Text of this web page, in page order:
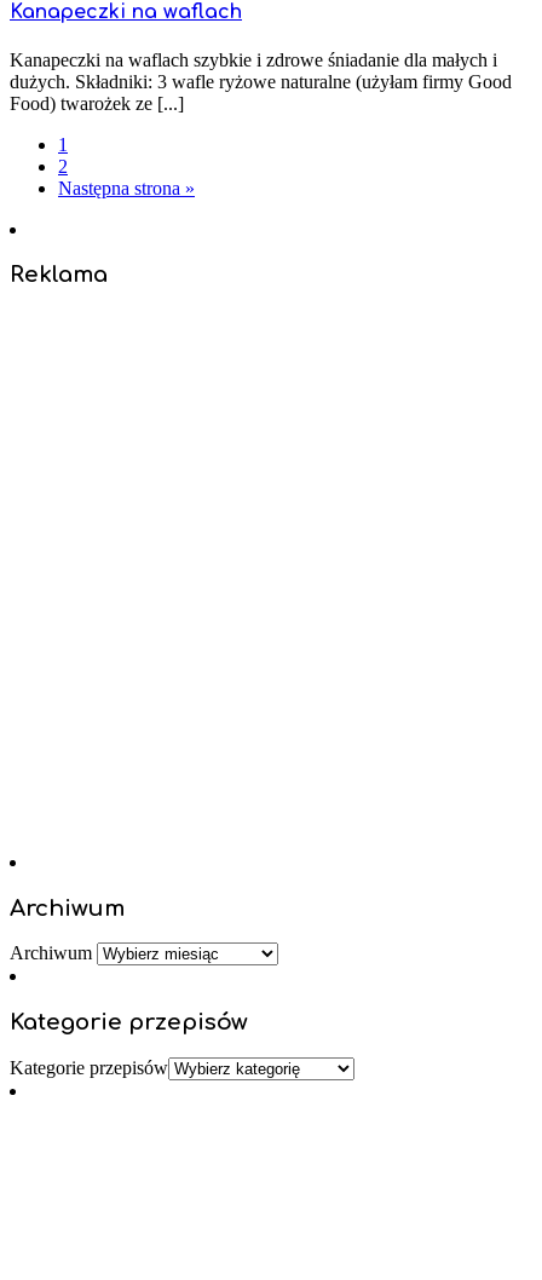
Kanapeczki na waflach
Kanapeczki na waflach szybkie i zdrowe śniadanie dla małych i
dużych. Składniki: 3 wafle ryżowe naturalne (użyłam firmy Good
Food) twarożek ze [...]
1
2
Następna strona »
Reklama
Archiwum
Archiwum
Kategorie przepisów
Kategorie przepisów